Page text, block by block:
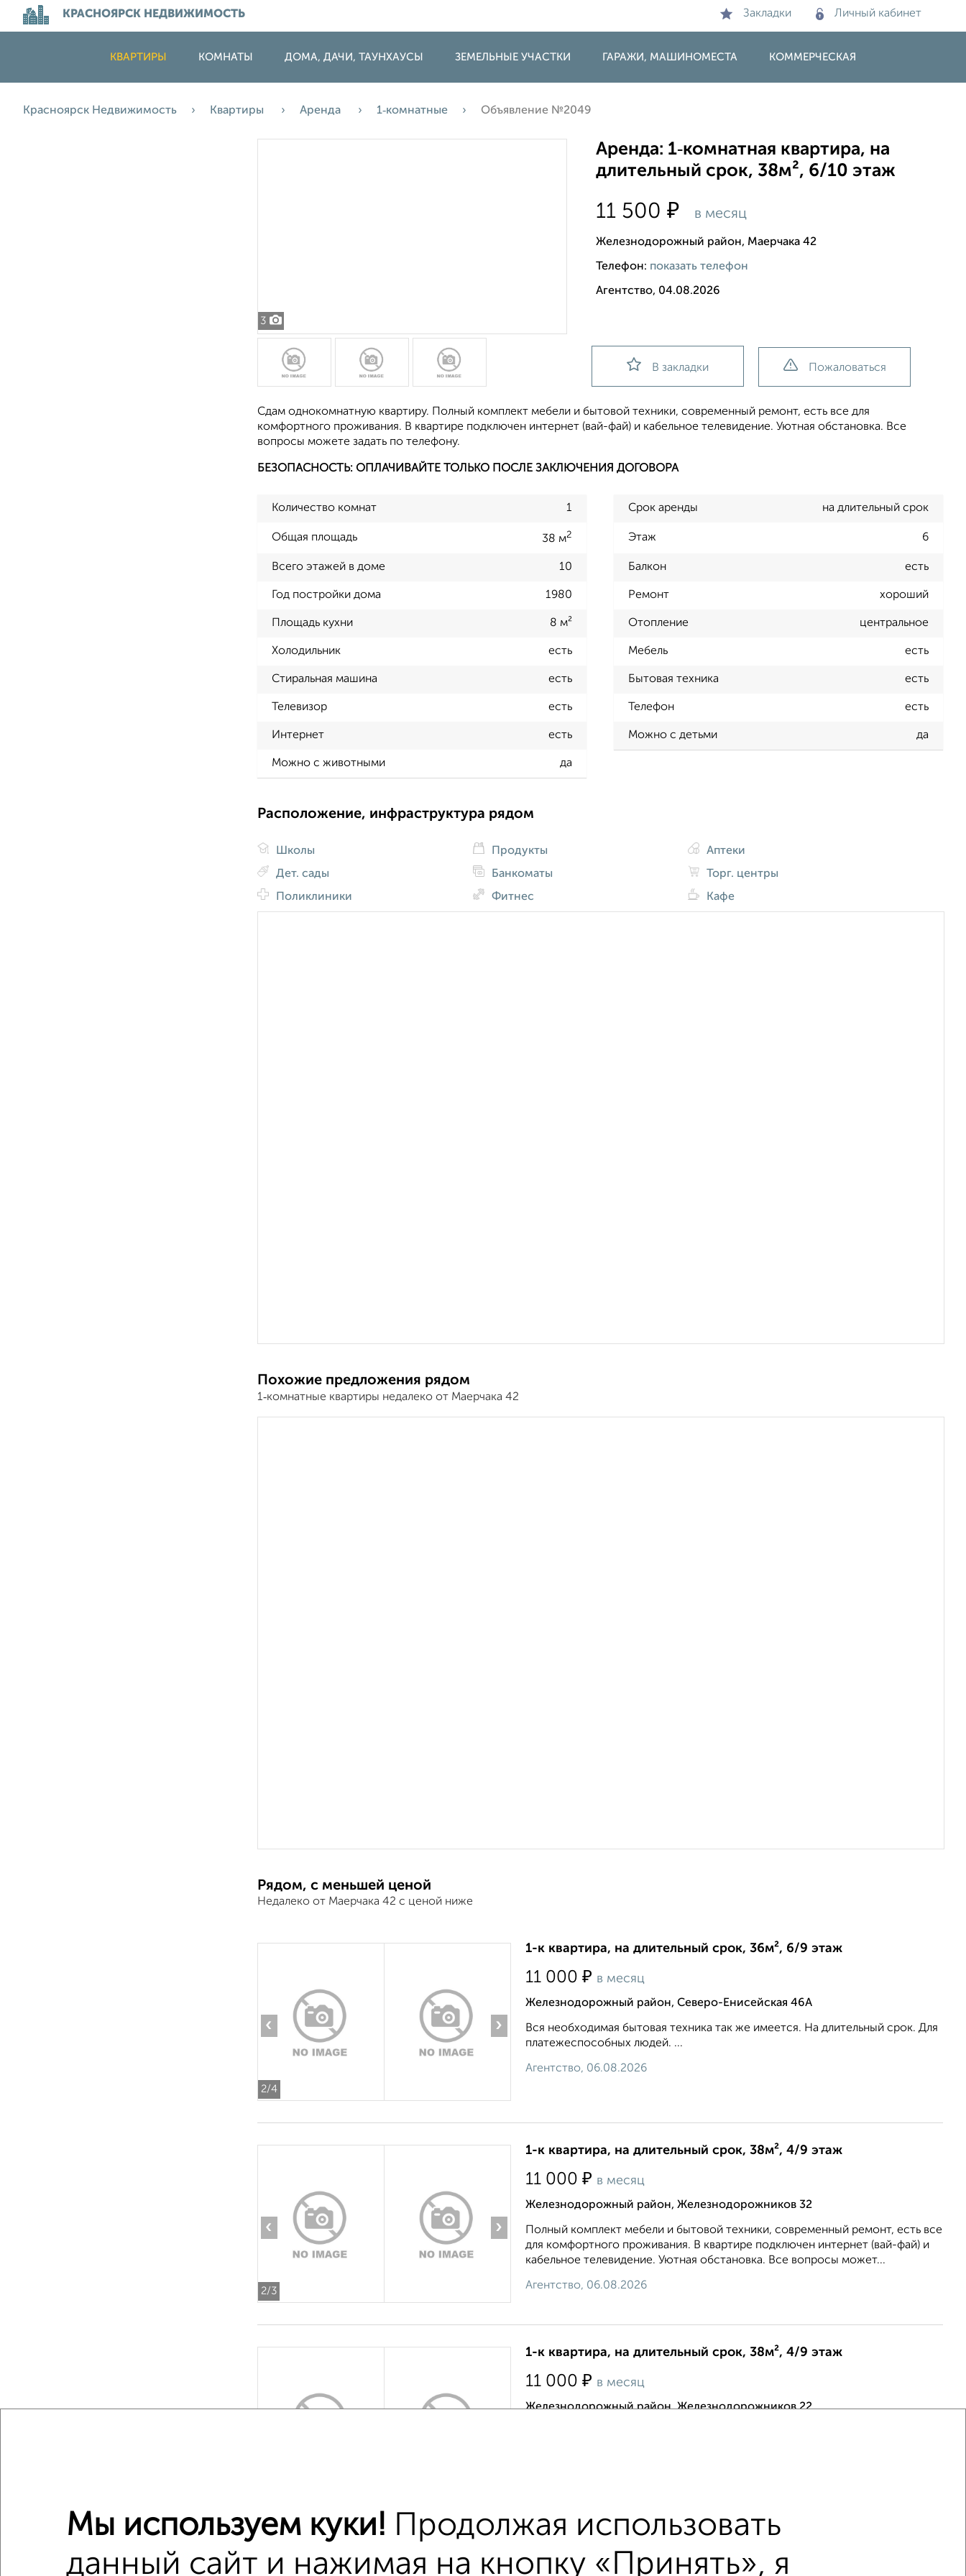
КРАСНОЯРСК НЕДВИЖИМОСТЬ Закладки Личный кабинет
КВАРТИРЫ КОМНАТЫ ДОМА, ДАЧИ, ТАУНХАУСЫ ЗЕМЕЛЬНЫЕ УЧАСТКИ ГАРАЖИ, МАШИНОМЕСТА КОММЕРЧЕСКАЯ
Красноярск Недвижимость Квартиры Аренда 1‑комнатные Объявление №2049
3
Аренда: 1‑комнатная квартира, на
длительный срок, 38м², 6/10 этаж
11 500₽ в месяц
Железнодорожный район, Маерчака 42
Телефон: показать телефон
Агентство, 04.08.2026
В закладки Пожаловаться
Сдам однокомнатную квартиру. Полный комплект мебели и бытовой техники, современный ремонт, есть все для
комфортного проживания. В квартире подключен интернет (вай-фай) и кабельное телевидение. Уютная обстановка. Все
вопросы можете задать по телефону.
БЕЗОПАСНОСТЬ: ОПЛАЧИВАЙТЕ ТОЛЬКО ПОСЛЕ ЗАКЛЮЧЕНИЯ ДОГОВОРА
Количество комнат 1 Срок аренды на длительный срок
Общая площадь 38 м2 Этаж 6
Всего этажей в доме 10 Балкон есть
Год постройки дома 1980 Ремонт хороший
Площадь кухни 8 м² Отопление центральное
Холодильник есть Мебель есть
Стиральная машина есть Бытовая техника есть
Телевизор есть Телефон есть
Интернет есть Можно с детьми да
Можно с животными да
Расположение, инфраструктура рядом
Школы
Дет. сады
Поликлиники
Продукты
Банкоматы
Фитнес
Аптеки
Торг. центры
Кафе
Похожие предложения рядом
1‑комнатные квартиры недалеко от Маерчака 42
Рядом, с меньшей ценой
Недалеко от Маерчака 42 с ценой ниже
2/4
‹ ›
1-к квартира, на длительный срок, 36м², 6/9 этаж
11 000 ₽ в месяц
Железнодорожный район, Северо-Енисейская 46А
Вся необходимая бытовая техника так же имеется. На длительный срок. Для
платежеспособных людей. ...
Агентство, 06.08.2026
2/3
‹ ›
1-к квартира, на длительный срок, 38м², 4/9 этаж
11 000 ₽ в месяц
Железнодорожный район, Железнодорожников 32
Полный комплект мебели и бытовой техники, современный ремонт, есть все
для комфортного проживания. В квартире подключен интернет (вай-фай) и
кабельное телевидение. Уютная обстановка. Все вопросы может...
Агентство, 06.08.2026
1-к квартира, на длительный срок, 38м², 4/9 этаж
11 000 ₽ в месяц
Железнодорожный район, Железнодорожников 22
1-к квартиры
Мы используем куки! Продолжая использовать
данный сайт и нажимая на кнопку «Принять», я